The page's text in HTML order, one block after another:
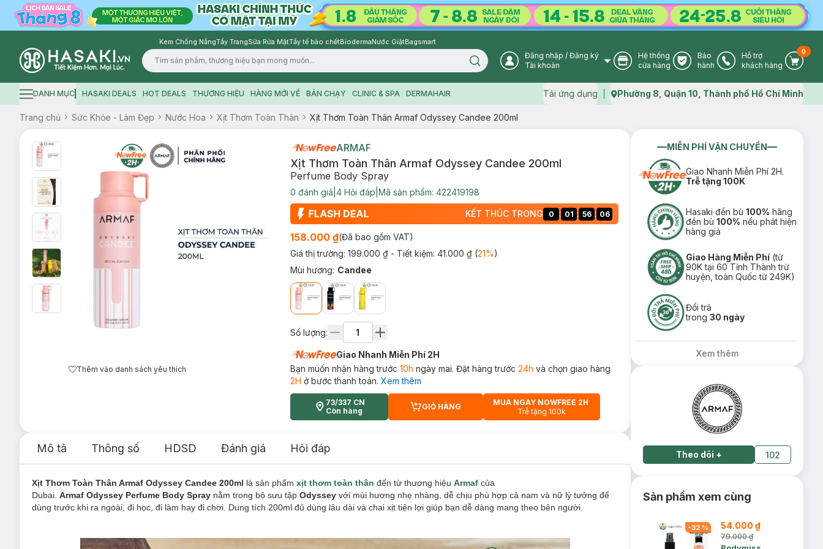
Kem Chống NắngTẩy TrangSữa Rửa MặtTẩy tế bào chếtBiodermaNước GiặtBagsmart
Logo
Search icon User Icon
Đăng nhập / Đăng ký
Tài khoản
Store Icon
Hệ thống
cửa hàng
Warranty Icon
Bảo
hành
Phone Icon
Hỗ trợ
khách hàng
Cart
0
Hamburger icon
DANH MỤC HASAKI DEALS HOT DEALS THƯƠNG HIỆU HÀNG MỚI VỀ BÁN CHẠY CLINIC & SPA DERMAHAIR Tải ứng dụng Map icon
Phường 8, Quận 10, Thành phố Hồ Chí Minh
Trang chủ Sức Khỏe - Làm Đẹp Nước Hoa Xịt Thơm Toàn Thân Xịt Thơm Toàn Thân Armaf Odyssey Candee 200ml
Thêm vào danh sách yêu thích
ARMAF
Xịt Thơm Toàn Thân Armaf Odyssey Candee 200ml
Perfume Body Spray
0 đánh giá 4Hỏi đáp Mã sản phẩm: 422419198
KẾT THÚC TRONG 0 : 01 : 56 : 06
158.000 ₫(Đã bao gồm VAT)
Giá thị trường: 199.000 ₫ - Tiết kiệm: 41.000 ₫(21%)
Mùi hương: Candee
Số lượng:
Giao Nhanh Miễn Phí 2H
Bạn muốn nhận hàng trước 10h ngày mai. Đặt hàng trước 24h và chọn giao hàng
2H ở bước thanh toán. Xem thêm
73/337 CN
Còn hàng
CART PLUS ICON
GIỎ HÀNG
MUA NGAY NOWFREE 2H
Trễ tặng 100k
Mô tả Thông số HDSD Đánh giá Hỏi đáp
Xịt Thơm Toàn Thân Armaf Odyssey Candee 200ml là sản phẩm xịt thơm toàn thân đến từ thương hiệu Armaf của
Dubai. Armaf Odyssey Perfume Body Spray nằm trong bộ sưu tập Odyssey với mùi hương nhẹ nhàng, dễ chịu phù hợp cả nam và nữ lý tưởng để
dùng trước khi ra ngoài, đi học, đi làm hay đi chơi. Dung tích 200ml đủ dùng lâu dài và chai xịt tiện lợi giúp bạn dễ dàng mang theo bên người.
MIỄN PHÍ VẬN CHUYỂN
Giao Nhanh Miễn Phí 2H.
Trễ tặng 100K
Hasaki đền bù100% hãng
đền bù100% nếu phát hiện
hàng giả
Giao Hàng Miễn Phí (từ
90K tại 60 Tỉnh Thành trừ
huyện, toàn Quốc từ 249K)
Đổi trả
trong30 ngày
Xem thêm
Theo dõi + 102
Sản phẩm xem cùng
-32 % 54.000 ₫
79.000 ₫